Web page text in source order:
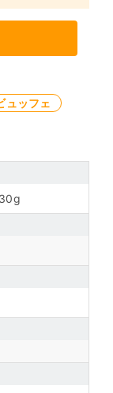
ュッフェ